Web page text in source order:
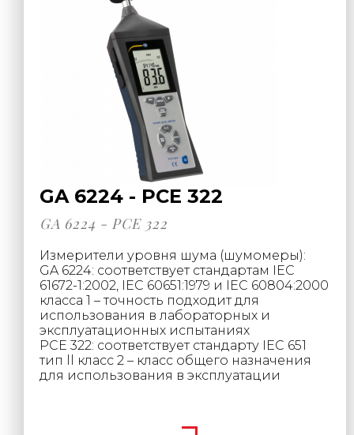
GA 6224 - PCE 322
GA 6224 - PCE 322
Измерители уровня шума (шумомеры):
GA 6224: соответствует стандартам IEC
61672-1:2002, IEC 60651:1979 и IEC 60804:2000
класса 1 – точность подходит для
использования в лабораторных и
эксплуатационных испытаниях
PCE 322: соответствует стандарту IEC 651
тип ll класс 2 – класс общего назначения
для использования в эксплуатации